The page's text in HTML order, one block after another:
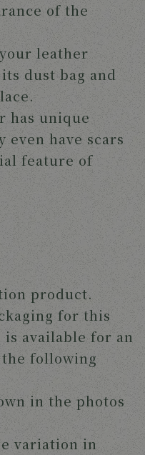
of the
leather
dust bag and
has unique
even have scars
feature of
product.
for this
available for an
following
in the photos
variation in